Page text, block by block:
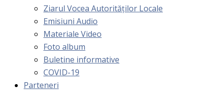
Ziarul Vocea Autorităților Locale
Emisiuni Audio
Materiale Video
Foto album
Buletine informative
COVID-19
Parteneri